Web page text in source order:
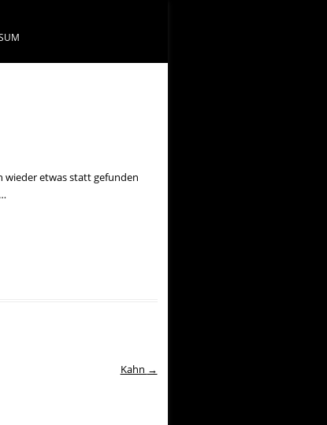
wieder etwas statt gefunden
Kahn →